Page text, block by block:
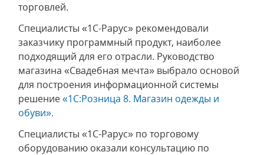
торговлей.
Специалисты «1С-Рарус» рекомендовали
заказчику программный продукт, наиболее
подходящий для его отрасли. Руководство
магазина «Свадебная мечта» выбрало основой
для построения информационной системы
решение«1С:Розница 8. Магазин одежды и
обуви».
Специалисты «1С-Рарус» по торговому
оборудованию оказали консультацию по